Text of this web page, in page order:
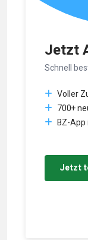
Jetzt
Schnell
Voller
700+
BZ-App
Jetzt